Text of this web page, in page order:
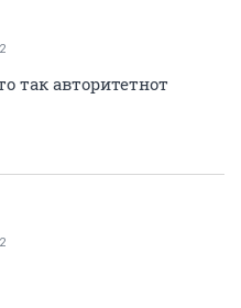
так авторитетнот